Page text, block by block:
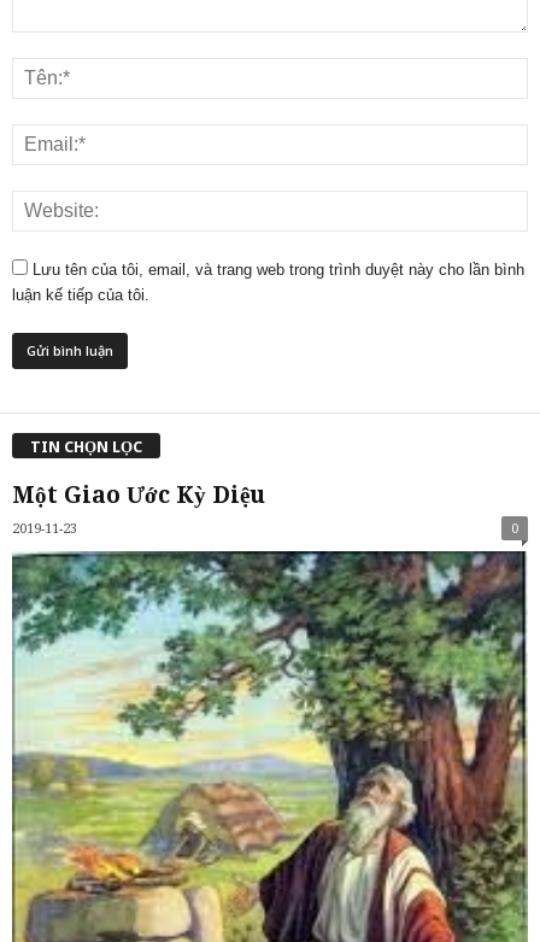
Lưu tên của tôi, email, và trang web trong trình duyệt này cho lần bình
luận kế tiếp của tôi.
TIN CHỌN LỌC
Một Giao Ước Kỳ Diệu
2019-11-23 0